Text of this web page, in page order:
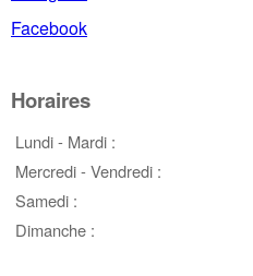
Facebook
Horaires
Lundi - Mardi :
Mercredi - Vendredi :
Samedi :
Dimanche :